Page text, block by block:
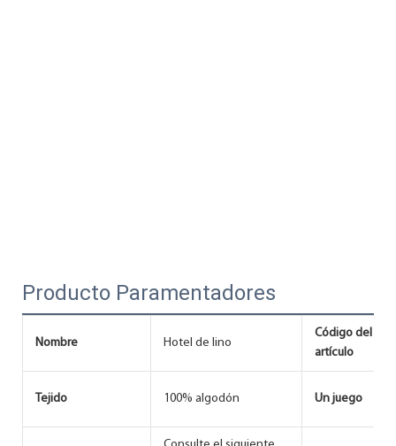
Producto Paramentadores
Nombre Hotel de lino
Código del
artículo
Tejido 100% algodón Un juego